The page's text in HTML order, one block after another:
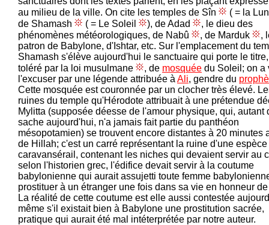
au milieu de la ville. On cite les temples de Sîn
( = la
de Shamash
( = Le Soleil ), de Adad
, le dieu des
phénomènes météorologiques, de Nabû
, de Marduk
,
patron de Babylone, d'Ishtar, etc. Sur l'emplacement du
Shamash s'élève aujourd'hui le sanctuaire qui porte le
toléré par la loi musulmane
, de mosquée du Soleil; on a
l'excuser par une légende attribuée à Ali, gendre du
Cette mosquée est couronnée par un clocher très élevé.
ruines du temple qu'Hérodote attribuait à une prétendue
Mylitta (supposée déesse de l'amour physique, qui, autant
sache aujourd'hui, n'a jamais fait partie du panthéon
mésopotamien) se trouvent encore distantes à 20 minutes
de Hillah; c'est un carré représentant la ruine d'une espèce
caravansérail, contenant les niches qui devaient servir au
selon l'historien grec, l'édifice devait servir à la coutume
babylonienne qui aurait assujetti toute femme
prostituer à un étranger une fois dans sa vie en honneur
La réalité de cette coutume est elle aussi contestée
même s'il existait bien à Babylone une prostitution sacrée,
pratique qui aurait été mal intéterprétée par notre auteur.